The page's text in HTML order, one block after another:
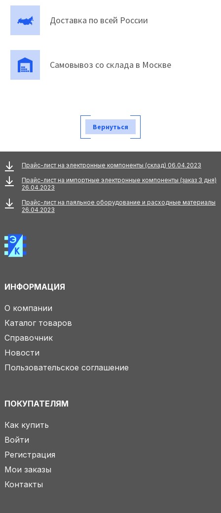
Доставка по всей России
Самовывоз со склада в Москве
Вернуться
Прайс-лист на электронные компоненты (склад) 06.04.2023
Прайс-лист на импортные электронные компоненты (заказ 3 дня)
26.04.2023
Прайс-лист на паяльное оборудование и расходные материалы
26.04.2023
ИНФОРМАЦИЯ
О компании
Каталог товаров
Справочник
Новости
Пользовательское соглашение
ПОКУПАТЕЛЯМ
Как купить
Войти
Регистрация
Мои заказы
Контакты